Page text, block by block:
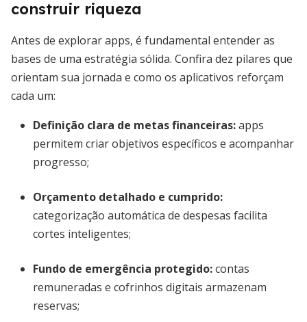
construir riqueza
Antes de explorar apps, é fundamental entender as
bases de uma estratégia sólida. Confira dez pilares que
orientam sua jornada e como os aplicativos reforçam
cada um:
Definição clara de metas financeiras:apps
permitem criar objetivos específicos e acompanhar
progresso;
Orçamento detalhado e cumprido:
categorização automática de despesas facilita
cortes inteligentes;
Fundo de emergência protegido:contas
remuneradas e cofrinhos digitais armazenam
reservas;